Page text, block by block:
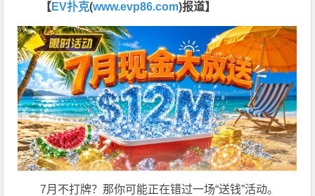
【 EV扑克(www.evp86.com)报道】
7月不打牌？那你可能正在错过一场“送钱”活动。